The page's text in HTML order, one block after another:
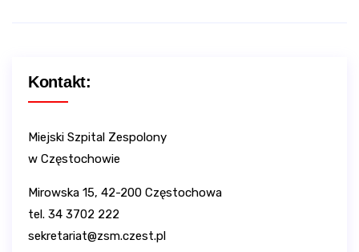
Kontakt:
Miejski Szpital Zespolony
w Częstochowie
Mirowska 15, 42-200 Częstochowa
tel. 34 3702 222
sekretariat@zsm.czest.pl